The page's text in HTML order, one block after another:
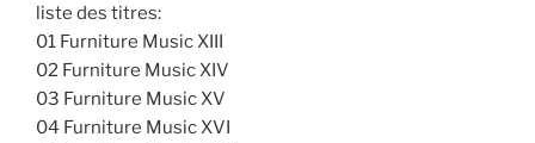
liste des titres:
01 Furniture Music XIII
02 Furniture Music XIV
03 Furniture Music XV
04 Furniture Music XVI